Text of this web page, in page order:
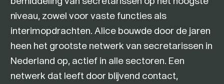
niveau, zowel voor vaste functies als
interimopdrachten. Alice bouwde door de jaren
heen het grootste netwerk van secretarissen in
Nederland op, actief in alle sectoren. Een
netwerk dat leeft door blijvend contact,